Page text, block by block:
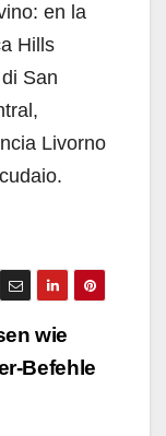
en la
Hills
San
Livorno
wie
Befehle